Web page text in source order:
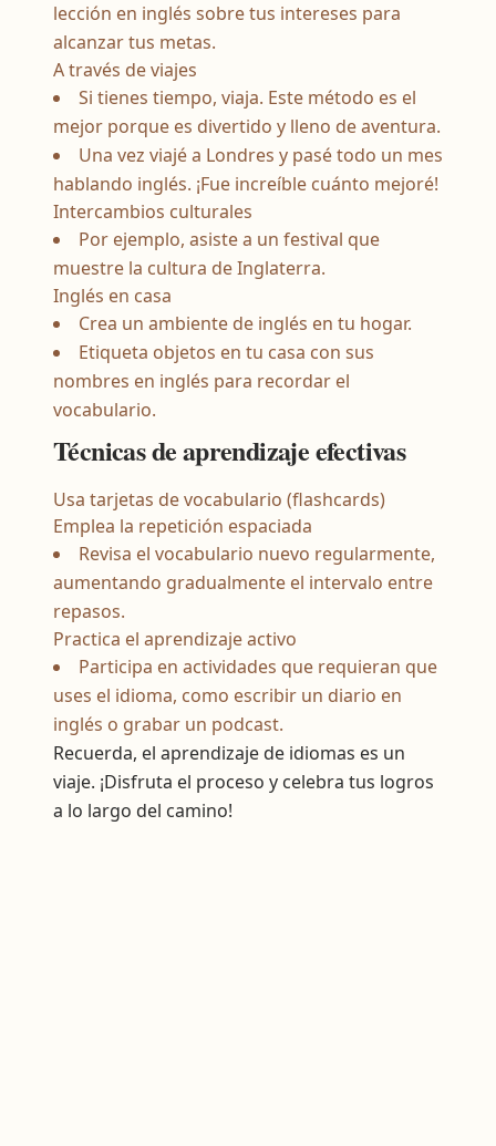
lección en inglés sobre tus intereses para
alcanzar tus metas.
A través de viajes
Si tienes tiempo, viaja. Este método es el
mejor porque es divertido y lleno de aventura.
Una vez viajé a Londres y pasé todo un mes
hablando inglés. ¡Fue increíble cuánto mejoré!
Intercambios culturales
Por ejemplo, asiste a un festival que
muestre la cultura de Inglaterra.
Inglés en casa
Crea un ambiente de inglés en tu hogar.
Etiqueta objetos en tu casa con sus
nombres en inglés para recordar el
vocabulario.
Técnicas de aprendizaje efectivas
Usa tarjetas de vocabulario (flashcards)
Emplea la repetición espaciada
Revisa el vocabulario nuevo regularmente,
aumentando gradualmente el intervalo entre
repasos.
Practica el aprendizaje activo
Participa en actividades que requieran que
uses el idioma, como escribir un diario en
inglés o grabar un podcast.
Recuerda, el aprendizaje de idiomas es un
viaje. ¡Disfruta el proceso y celebra tus logros
a lo largo del camino!